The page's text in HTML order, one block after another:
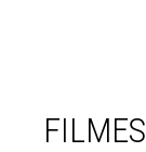
FILMES